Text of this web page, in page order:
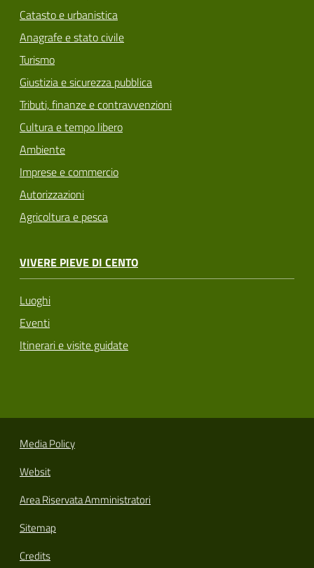
Catasto e urbanistica
Anagrafe e stato civile
Turismo
Giustizia e sicurezza pubblica
Tributi, finanze e contravvenzioni
Cultura e tempo libero
Ambiente
Imprese e commercio
Autorizzazioni
Agricoltura e pesca
VIVERE PIEVE DI CENTO
Luoghi
Eventi
Itinerari e visite guidate
Media Policy
Websit
Area Riservata Amministratori
Sitemap
Credits